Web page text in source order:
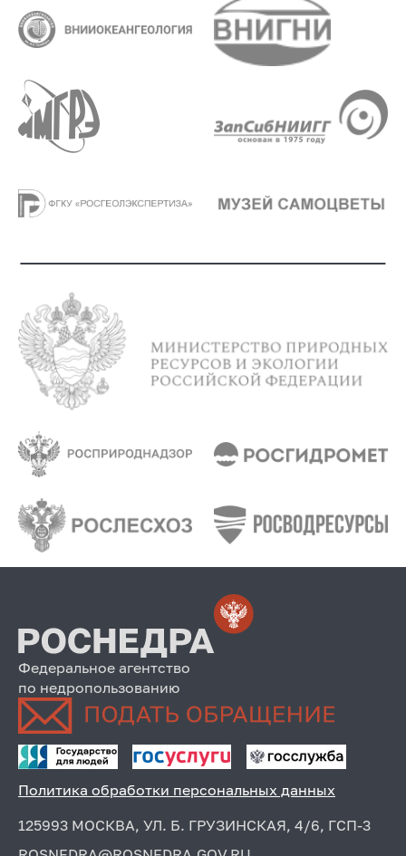
Федеральное агентство
по недропользованию
Политика обработки персональных данных
125993 МОСКВА, УЛ. Б. ГРУЗИНСКАЯ, 4/6, ГСП-3